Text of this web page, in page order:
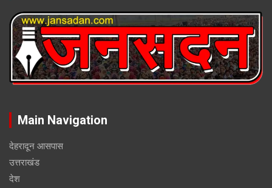
Main Navigation
देहरादून आसपास
उत्तराखंड
देश